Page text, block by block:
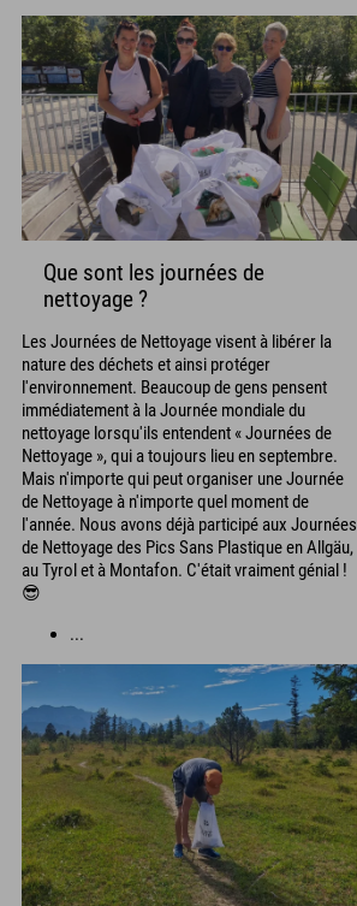
Que sont les journées de
nettoyage ?
Les Journées de Nettoyage visent à libérer la
nature des déchets et ainsi protéger
l'environnement. Beaucoup de gens pensent
immédiatement à la Journée mondiale du
nettoyage lorsqu'ils entendent « Journées de
Nettoyage », qui a toujours lieu en septembre.
Mais n'importe qui peut organiser une Journée
de Nettoyage à n'importe quel moment de
l'année. Nous avons déjà participé aux Journées
de Nettoyage des Pics Sans Plastique en Allgäu,
au Tyrol et à Montafon. C'était vraiment génial !
😎
...